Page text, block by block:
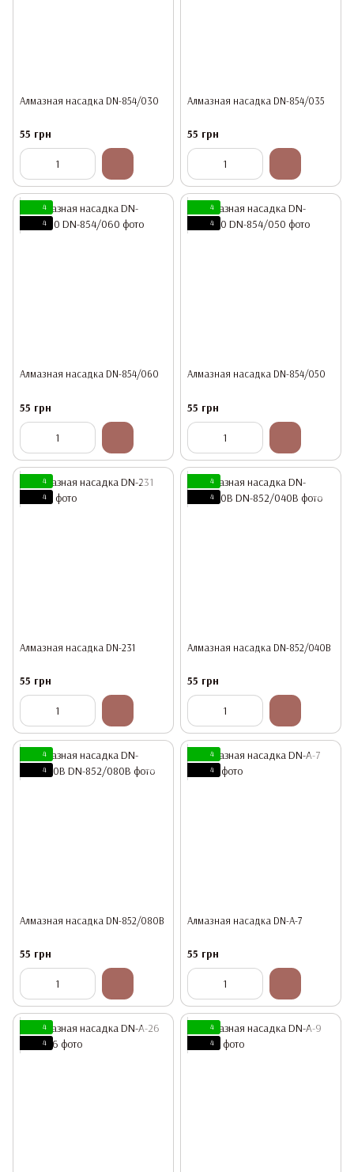
Алмазная насадка DN-854/030
55 грн
Алмазная насадка DN-854/035
55 грн
4
4
Алмазная насадка DN-854/060
55 грн
4
4
Алмазная насадка DN-854/050
55 грн
4
4
Алмазная насадка DN-231
55 грн
4
4
Алмазная насадка DN-852/040В
55 грн
4
4
Алмазная насадка DN-852/080В
55 грн
4
4
Алмазная насадка DN-A-7
55 грн
4
4
4
4